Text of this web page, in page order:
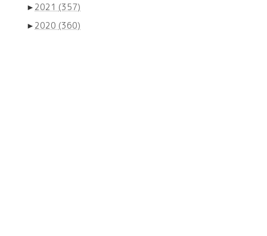
► 2021 (357)
► 2020 (360)